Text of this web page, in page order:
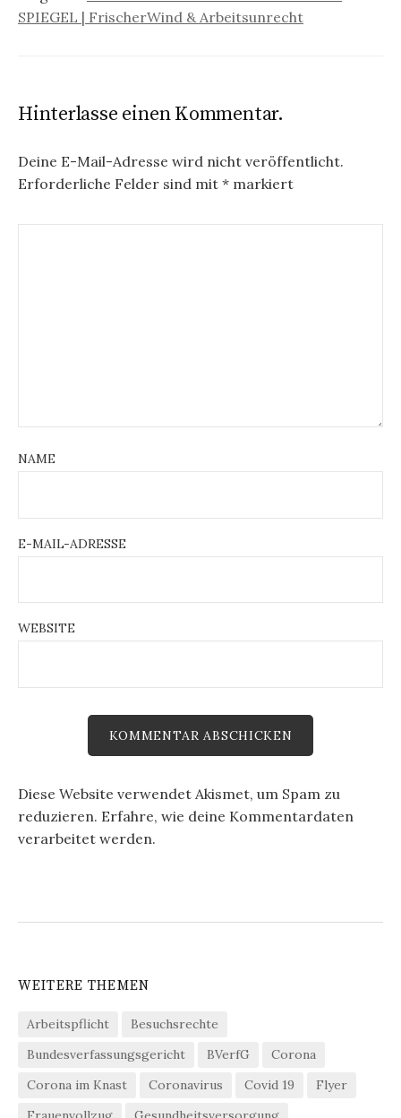
SPIEGEL | FrischerWind & Arbeitsunrecht
Hinterlasse einen Kommentar.
Deine E-Mail-Adresse wird nicht veröffentlicht.
Erforderliche Felder sind mit * markiert
NAME
E-MAIL-ADRESSE
WEBSITE
Diese Website verwendet Akismet, um Spam zu
reduzieren. Erfahre, wie deine Kommentardaten
verarbeitet werden.
WEITERE THEMEN
Arbeitspflicht
Besuchsrechte
Bundesverfassungsgericht
BVerfG
Corona
Corona im Knast
Coronavirus Covid 19
Flyer